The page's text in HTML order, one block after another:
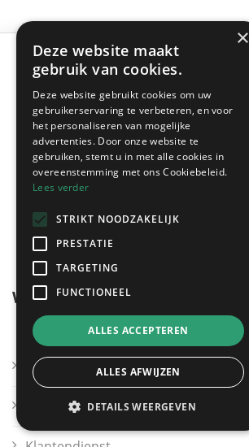
gratis & vrijblijvend!
Wegwijzer
Kies mijn regio
Andere sectoren
×
Deze website maakt
gebruik van cookies.
Deze website gebruikt cookies om uw
gebruikerservaring te verbeteren, en voor
het personaliseren van mogelijke
advertenties. Door onze website te
gebruiken, stemt u in met alle cookies in
overeenstemming met ons Cookiebeleid.
Lees verder
STRIKT NOODZAKELIJK
PRESTATIE
TARGETING
FUNCTIONEEL
ALLES ACCEPTEREN
ALLES AFWIJZEN
DETAILS WEERGEVEN